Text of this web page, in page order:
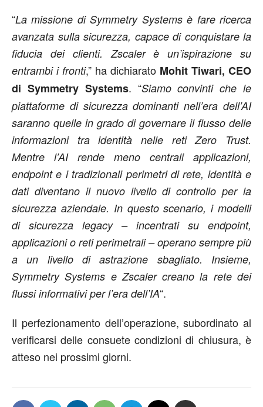
“La missione di Symmetry Systems è fare ricerca
avanzata sulla sicurezza, capace di conquistare la
fiducia dei clienti. Zscaler è un’ispirazione su
entrambi i fronti,” ha dichiarato Mohit Tiwari, CEO
di Symmetry Systems. “Siamo convinti che le
piattaforme di sicurezza dominanti nell’era dell’AI
saranno quelle in grado di governare il flusso delle
informazioni tra identità nelle reti Zero Trust.
Mentre l’AI rende meno centrali applicazioni,
endpoint e i tradizionali perimetri di rete, identità e
dati diventano il nuovo livello di controllo per la
sicurezza aziendale. In questo scenario, i modelli
di sicurezza legacy – incentrati su endpoint,
applicazioni o reti perimetrali – operano sempre più
a un livello di astrazione sbagliato. Insieme,
Symmetry Systems e Zscaler creano la rete dei
flussi informativi per l’era dell’IA“.
Il perfezionamento dell’operazione, subordinato al
verificarsi delle consuete condizioni di chiusura, è
atteso nei prossimi giorni.